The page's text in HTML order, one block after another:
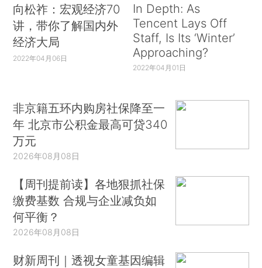
向松祚：宏观经济70
讲，带你了解国内外
经济大局
2022年04月06日
In Depth: As
Tencent Lays Off
Staff, Is Its ‘Winter’
Approaching?
2022年04月01日
非京籍五环内购房社保降至一
年 北京市公积金最高可贷340
万元
2026年08月08日
【周刊提前读】各地狠抓社保
缴费基数 合规与企业减负如
何平衡？
2026年08月08日
财新周刊｜透视女童基因编辑